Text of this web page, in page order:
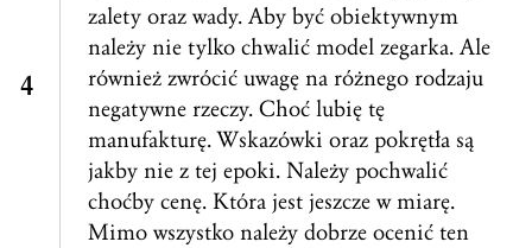
zalety oraz wady. Aby być obiektywnym
należy nie tylko chwalić model zegarka. Ale
również zwrócić uwagę na różnego rodzaju
negatywne rzeczy. Choć lubię tę
manufakturę. Wskazówki oraz pokrętła są
jakby nie z tej epoki. Należy pochwalić
choćby cenę. Która jest jeszcze w miarę.
Mimo wszystko należy dobrze ocenić ten